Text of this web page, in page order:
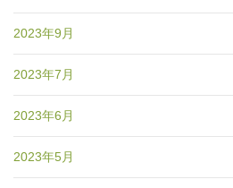
2023年9月
2023年7月
2023年6月
2023年5月